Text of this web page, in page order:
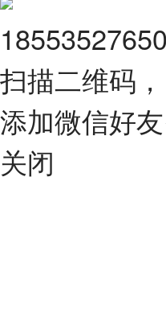
扫描二维码，
添加微信好友
关闭